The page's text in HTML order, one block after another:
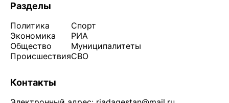
Разделы
Политика
Экономика
Общество
Происшествия
Спорт
РИА
Муниципалитеты
СВО
Контакты